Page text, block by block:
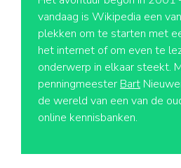
vandaag is Wikipedia een
plekken om te starten met
het internet of om even te
onderwerp in elkaar steekt.
penningmeester Bart
de wereld van een van de
online kennisbanken.